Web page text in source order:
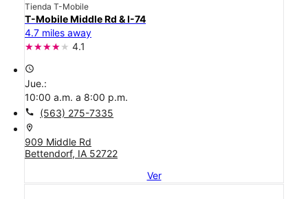
Tienda T-Mobile
T-Mobile Middle Rd & I-74
4.7 miles away
4.1
access_time
Jue.:
10:00 a.m. a 8:00 p.m.
call (563) 275-7335
location_on
909 Middle Rd
Bettendorf, IA 52722
Ver